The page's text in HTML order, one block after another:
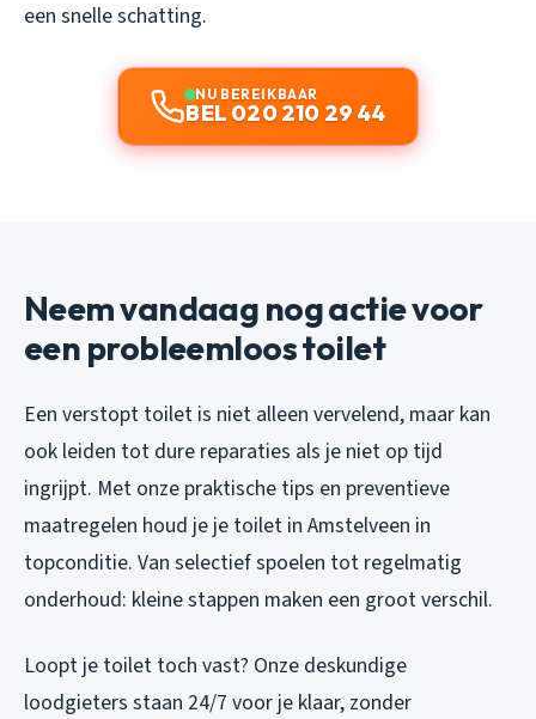
een snelle schatting.
NU BEREIKBAAR
BEL 020 210 29 44
Neem vandaag nog actie voor
een probleemloos toilet
Een verstopt toilet is niet alleen vervelend, maar kan
ook leiden tot dure reparaties als je niet op tijd
ingrijpt. Met onze praktische tips en preventieve
maatregelen houd je je toilet in Amstelveen in
topconditie. Van selectief spoelen tot regelmatig
onderhoud: kleine stappen maken een groot verschil.
Loopt je toilet toch vast? Onze deskundige
loodgieters staan 24/7 voor je klaar, zonder